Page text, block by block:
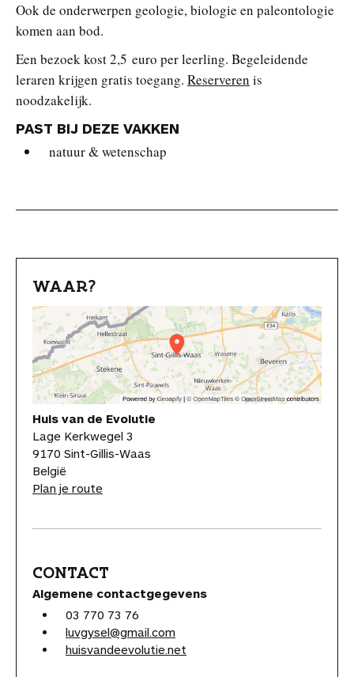
Ook de onderwerpen geologie, biologie en paleontologie
komen aan bod.
Een bezoek kost 2,5 euro per leerling. Begeleidende
leraren krijgen gratis toegang. Reserveren is
noodzakelijk.
PAST BIJ DEZE VAKKEN
natuur & wetenschap
WAAR?
Huis van de Evolutie
Lage Kerkwegel 3
9170 Sint-Gillis-Waas
België
Plan je route
CONTACT
Algemene contactgegevens
03 770 73 76
luvgysel@gmail.com
huisvandeevolutie.net